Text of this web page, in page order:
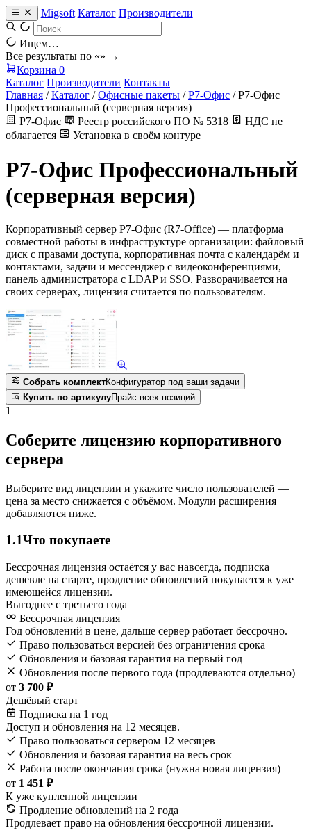
Migsoft Каталог Производители
Ищем…
Все результаты по «» →
Корзина 0
Каталог Производители Контакты
Главная / Каталог / Офисные пакеты / Р7-Офис / Р7-Офис
Профессиональный (серверная версия)
Р7-Офис
Реестр российского ПО № 5318
НДС не
облагается
Установка в своём контуре
Р7-Офис Профессиональный
(серверная версия)
Корпоративный сервер Р7-Офис (R7-Office) — платформа
совместной работы в инфраструктуре организации: файловый
диск с правами доступа, корпоративная почта с календарём и
контактами, задачи и мессенджер с видеоконференциями,
панель администратора с LDAP и SSO. Разворачивается на
своих серверах, лицензия считается по пользователям.
Собрать комплектКонфигуратор под ваши задачи
Купить по артикулуПрайс всех позиций
1
Соберите лицензию корпоративного
сервера
Выберите вид лицензии и укажите число пользователей —
цена за место снижается с объёмом. Модули расширения
добавляются ниже.
1.1Что покупаете
Бессрочная лицензия остаётся у вас навсегда, подписка
дешевле на старте, продление обновлений покупается к уже
имеющейся лицензии.
Выгоднее с третьего года
Бессрочная лицензия
Год обновлений в цене, дальше сервер работает бессрочно.
Право пользоваться версией без ограничения срока
Обновления и базовая гарантия на первый год
Обновления после первого года (продлеваются отдельно)
от 3 700 ₽
Дешёвый старт
Подписка на 1 год
Доступ и обновления на 12 месяцев.
Право пользоваться сервером 12 месяцев
Обновления и базовая гарантия на весь срок
Работа после окончания срока (нужна новая лицензия)
от 1 451 ₽
К уже купленной лицензии
Продление обновлений на 2 года
Продлевает право на обновления бессрочной лицензии.